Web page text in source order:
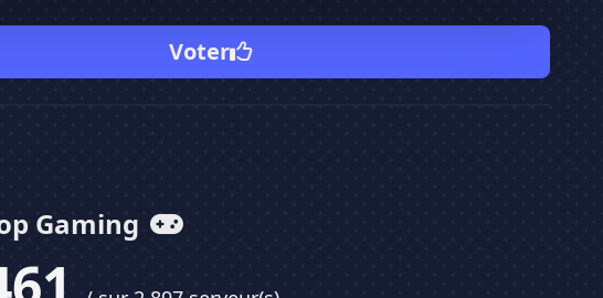
Voter
Gaming